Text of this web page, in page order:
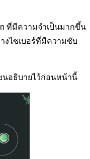
ที่มีความจำเป็นมากขึ้น
งไซเบอร์ที่มีความซับ
นอธิบายไว้ก่อนหน้านี้